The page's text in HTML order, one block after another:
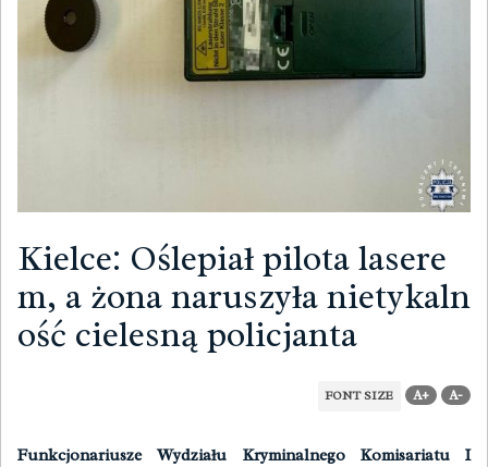
Kielce: Oślepiał pilota lasere
m, a żona naruszyła nietykaln
ość cielesną policjanta
FONT SIZE A+ A-
Funkcjonariusze Wydziału Kryminalnego Komisariatu I